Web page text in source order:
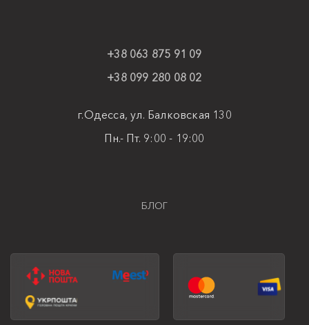
+38 063 875 91 09
+38 099 280 08 02
г.Одесса, ул. Балковская 130
Пн.- Пт. 9:00 - 19:00
БЛОГ